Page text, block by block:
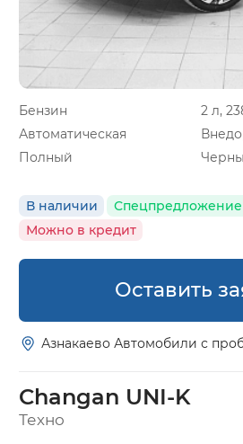
Бензин
2 л,
Автоматическая
Полный
В наличии Спецпредложение
Можно в кредит
Оставить
Азнакаево Автомобили с
Changan UNI-K
Техно